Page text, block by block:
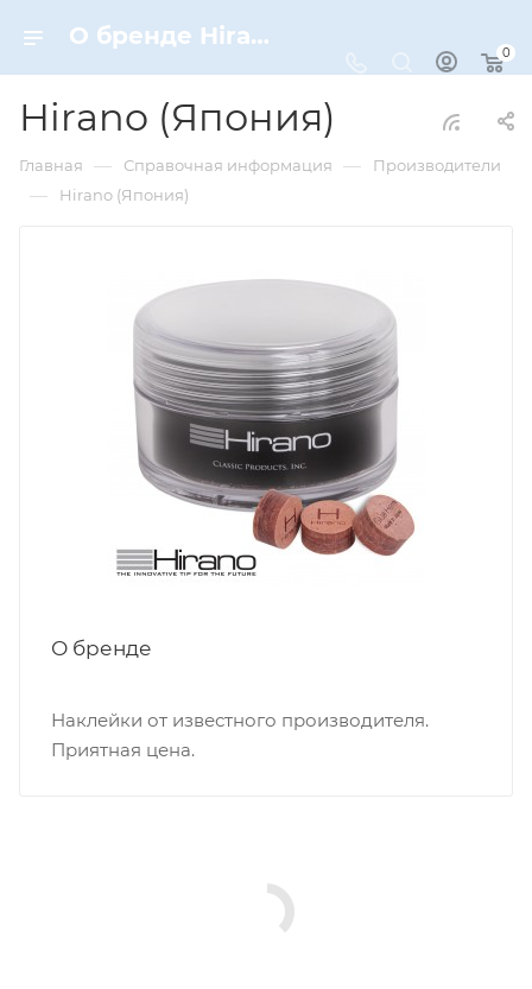
О бренде Hirano (Япония)
0
Hirano (Япония)
Главная — Справочная информация — Производители
— Hirano (Япония)
О бренде
Наклейки от известного производителя.
Приятная цена.